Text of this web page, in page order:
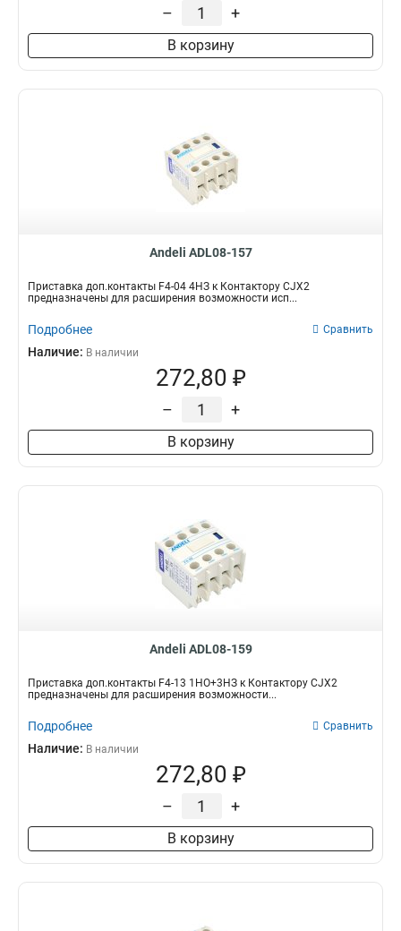
– +
В корзину
Andeli ADL08-157
Приставка доп.контакты F4-04 4НЗ к Контактору CJX2
предназначены для расширения возможности исп...
Подробнее Сравнить
Наличие: В наличии
272,80 ₽
– +
В корзину
Andeli ADL08-159
Приставка доп.контакты F4-13 1НО+3НЗ к Контактору CJX2
предназначены для расширения возможности...
Подробнее Сравнить
Наличие: В наличии
272,80 ₽
– +
В корзину